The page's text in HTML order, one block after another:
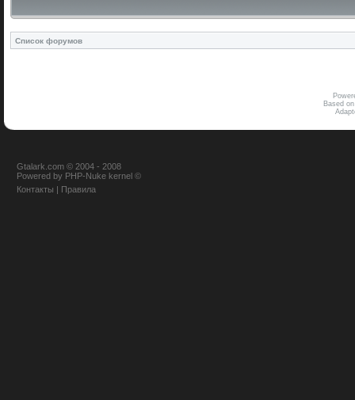
Список форумов
Based
Gtalark.com © 2004 - 2008
Powered by PHP-Nuke kernel ©
Контакты | Правила